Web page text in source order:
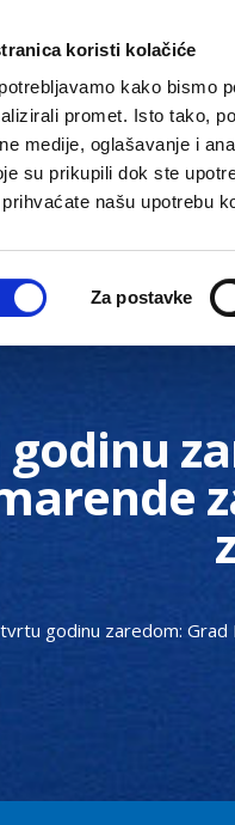
koristi kolačiće
kako bismo
promet. Isto tako,
medije, oglašavanje i
su prikupili dok ste
našu upotrebu
Za postavke
uprava Gradske
godinu zaredom: